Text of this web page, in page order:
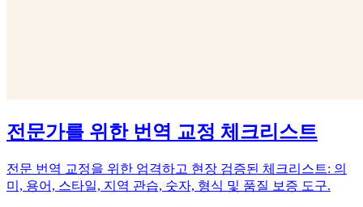
전문가를 위한 번역 교정 체크리스트
전문 번역 교정을 위한 엄격하고 현장 검증된 체크리스트: 의
미, 용어, 스타일, 지역 관습, 숫자, 형식 및 품질 보증 도구.